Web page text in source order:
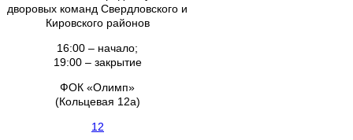
дворовых команд Свердловского и
Кировского районов
16:00 – начало;
19:00 – закрытие
ФОК «Олимп»
(Кольцевая 12а)
12